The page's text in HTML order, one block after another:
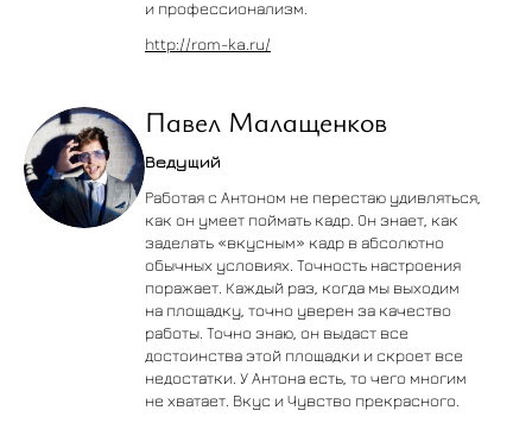
и профессионализм.
http://rom-ka.ru/
Павел Малащенков
Ведущий
Работая с Антоном не перестаю удивляться,
как он умеет поймать кадр. Он знает, как
заделать «вкусным» кадр в абсолютно
обычных условиях. Точность настроения
поражает. Каждый раз, когда мы выходим
на площадку, точно уверен за качество
работы. Точно знаю, он выдаст все
достоинства этой площадки и скроет все
недостатки. У Антона есть, то чего многим
не хватает. Вкус и Чувство прекрасного.